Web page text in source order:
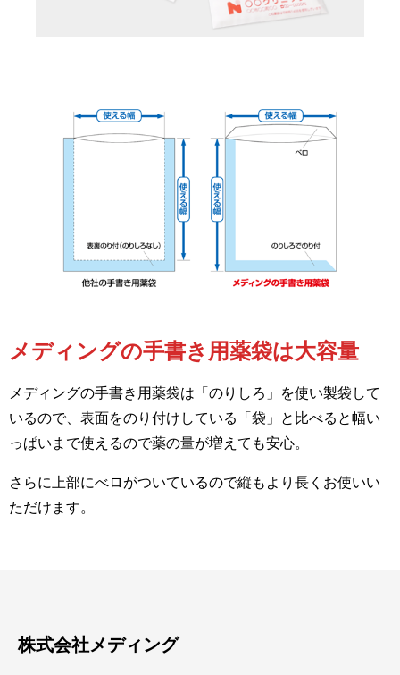
メディングの手書き用薬袋は大容量
メディングの手書き用薬袋は「のりしろ」を使い製袋して
いるので、表面をのり付けしている「袋」と比べると幅い
っぱいまで使えるので薬の量が増えても安心。
さらに上部にべロがついているので縦もより長くお使いい
ただけます。
株式会社メディング